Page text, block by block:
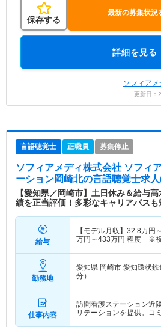
保存する
最新の募集状況
詳細を見る
ソフィア
更新日
言語聴覚士 正職員 募集停止
ソフィアメディ株式会社 ソフィ
ーション岡崎北の言語聴覚士求
【愛知県／岡崎市】土日休み＆給与
績を正当評価！多彩なキャリアパスも
給与
【モデル月収】 32.8万円～
万円～433万円 程度 ※祝
勤務地
愛知県 岡崎市 愛知環状
分）
仕事内容
訪問看護ステーション近
リテーションを提供。コ